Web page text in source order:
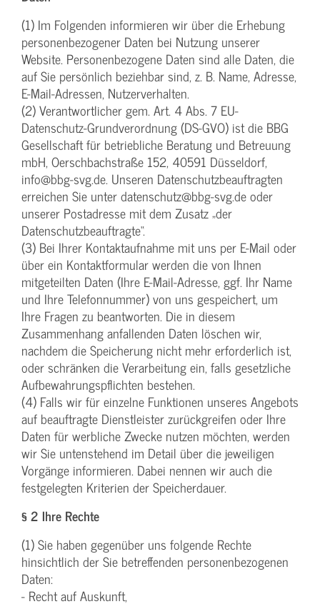
(1) Im Folgenden informieren wir über die Erhebung
personenbezogener Daten bei Nutzung unserer
Website. Personenbezogene Daten sind alle Daten, die
auf Sie persönlich beziehbar sind, z. B. Name, Adresse,
E-Mail-Adressen, Nutzerverhalten.
(2) Verantwortlicher gem. Art. 4 Abs. 7 EU-
Datenschutz-Grundverordnung (DS-GVO) ist die BBG
Gesellschaft für betriebliche Beratung und Betreuung
mbH, Oerschbachstraße 152, 40591 Düsseldorf,
info@bbg-svg.de. Unseren Datenschutzbeauftragten
erreichen Sie unter datenschutz@bbg-svg.de oder
unserer Postadresse mit dem Zusatz „der
Datenschutzbeauftragte“.
(3) Bei Ihrer Kontaktaufnahme mit uns per E-Mail oder
über ein Kontaktformular werden die von Ihnen
mitgeteilten Daten (Ihre E-Mail-Adresse, ggf. Ihr Name
und Ihre Telefonnummer) von uns gespeichert, um
Ihre Fragen zu beantworten. Die in diesem
Zusammenhang anfallenden Daten löschen wir,
nachdem die Speicherung nicht mehr erforderlich ist,
oder schränken die Verarbeitung ein, falls gesetzliche
Aufbewahrungspflichten bestehen.
(4) Falls wir für einzelne Funktionen unseres Angebots
auf beauftragte Dienstleister zurückgreifen oder Ihre
Daten für werbliche Zwecke nutzen möchten, werden
wir Sie untenstehend im Detail über die jeweiligen
Vorgänge informieren. Dabei nennen wir auch die
festgelegten Kriterien der Speicherdauer.
§ 2 Ihre Rechte
(1) Sie haben gegenüber uns folgende Rechte
hinsichtlich der Sie betreffenden personenbezogenen
Daten:
- Recht auf Auskunft,